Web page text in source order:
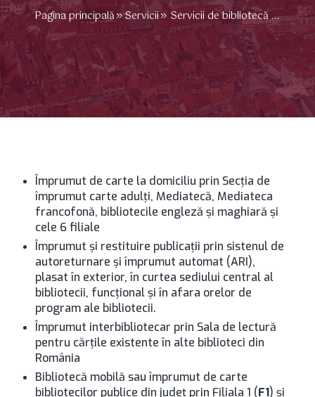
Pagina principală Servicii Servicii de bibliotecă ...
Împrumut de carte la domiciliu prin Secția de
împrumut carte adulți, Mediatecă, Mediateca
francofonă, bibliotecile engleză și maghiară și
cele 6 filiale
Împrumut şi restituire publicaţii prin sistenul de
autoreturnare şi împrumut automat (ARI),
plasat în exterior, în curtea sediului central al
bibliotecii, funcțional și în afara orelor de
program ale bibliotecii.
Împrumut interbibliotecar prin Sala de lectură
pentru cărțile existente în alte biblioteci din
România
Bibliotecă mobilă sau împrumut de carte
bibliotecilor publice din județ prin Filiala 1 (F1) și